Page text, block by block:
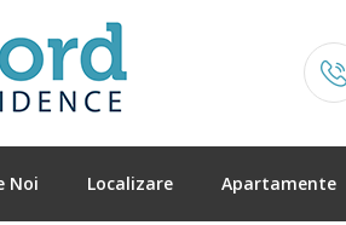
Noi Localizare Apartamente